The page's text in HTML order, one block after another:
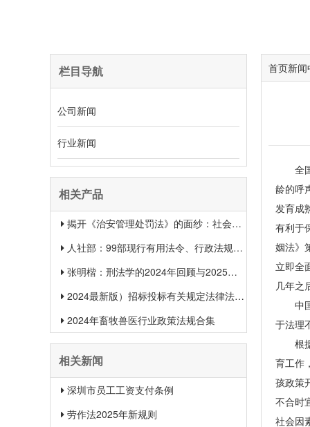
栏目导航
公司新闻
行业新闻
相关产品
揭开《治安管理处罚法》的面纱：社会治安权威指南
人社部：99部现行有用法令、行政法规、规章汇总（2025年1月更新）
张明楷：刑法学的2024年回顾与2025年展望
2024最新版）招标投标有关规定法律法规汇总＋适用范围 【收藏】
2024年畜牧兽医行业政策法规合集
相关新闻
深圳市员工工资支付条例
劳作法2025年新规则
首页新
全国
龄的呼
发育成
有利于
姻法》
立即全
几年之
中国
于法理
根据
育工作
孩政策
不合时
社会因